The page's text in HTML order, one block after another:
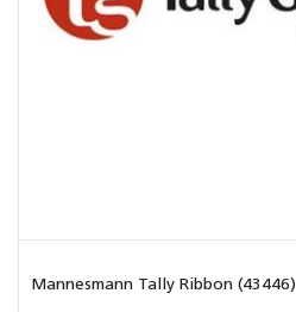
Mannesmann Tally Ribbon (43446)